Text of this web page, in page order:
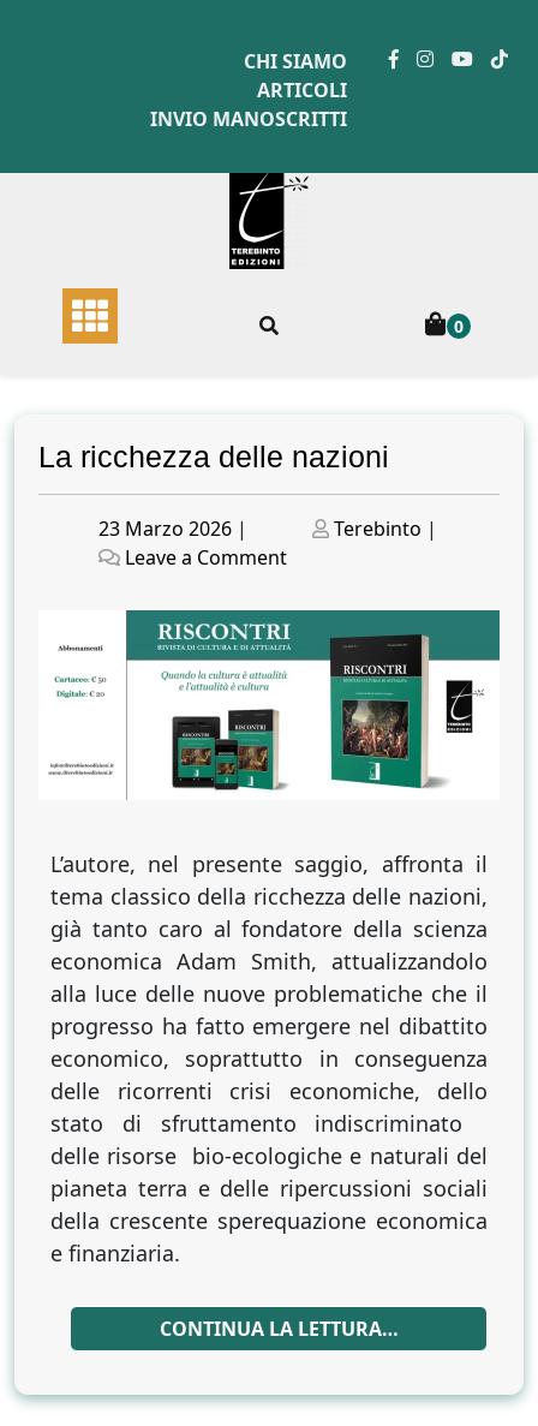
CHI SIAMO
ARTICOLI
INVIO MANOSCRITTI
0
La ricchezza delle nazioni
Posted
on
23 Marzo 2026 |
Posted
Terebinto |
Leave a Commenton
ricchezza
delle
nazioni
L’autore, nel presente saggio, affronta il
tema classico della ricchezza delle nazioni,
già tanto caro al fondatore della scienza
economica Adam Smith, attualizzandolo
alla luce delle nuove problematiche che il
progresso ha fatto emergere nel dibattito
economico, soprattutto in conseguenza
delle ricorrenti crisi economiche, dello
stato di sfruttamento indiscriminato
delle risorse bio-ecologiche e naturali del
pianeta terra e delle ripercussioni sociali
della crescente sperequazione economica
e finanziaria.
CONTINUA LA LETTURA…